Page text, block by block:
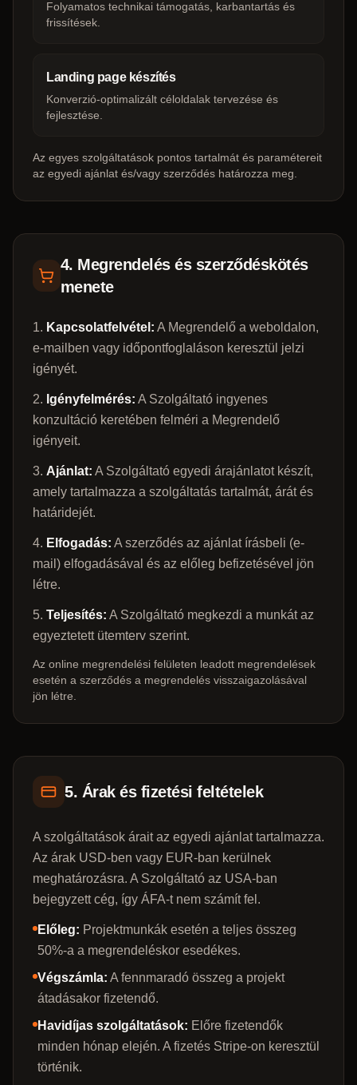
Folyamatos technikai támogatás, karbantartás és
frissítések.
Landing page készítés
Konverzió-optimalizált céloldalak tervezése és
fejlesztése.
Az egyes szolgáltatások pontos tartalmát és paramétereit
az egyedi ajánlat és/vagy szerződés határozza meg.
4. Megrendelés és szerződéskötés
menete
Kapcsolatfelvétel: A Megrendelő a weboldalon,
e-mailben vagy időpontfoglaláson keresztül jelzi
igényét.
Igényfelmérés: A Szolgáltató ingyenes
konzultáció keretében felméri a Megrendelő
igényeit.
Ajánlat: A Szolgáltató egyedi árajánlatot készít,
amely tartalmazza a szolgáltatás tartalmát, árát és
határidejét.
Elfogadás: A szerződés az ajánlat írásbeli (e-
mail) elfogadásával és az előleg befizetésével jön
létre.
Teljesítés: A Szolgáltató megkezdi a munkát az
egyeztetett ütemterv szerint.
Az online megrendelési felületen leadott megrendelések
esetén a szerződés a megrendelés visszaigazolásával
jön létre.
5. Árak és fizetési feltételek
A szolgáltatások árait az egyedi ajánlat tartalmazza.
Az árak USD-ben vagy EUR-ban kerülnek
meghatározásra. A Szolgáltató az USA-ban
bejegyzett cég, így ÁFA-t nem számít fel.
Előleg: Projektmunkák esetén a teljes összeg
50%-a a megrendeléskor esedékes.
Végszámla: A fennmaradó összeg a projekt
átadásakor fizetendő.
Havidíjas szolgáltatások: Előre fizetendők
minden hónap elején. A fizetés Stripe-on keresztül
történik.